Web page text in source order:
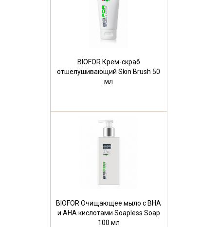
BIOFOR Крем-скраб
отшелушивающий Skin Brush 50
мл
BIOFOR Очищающее мыло с ВНА
и АНА кислотами Soapless Soap
100 мл